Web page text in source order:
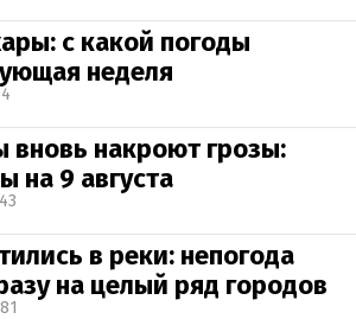
с какой погоды
неделя
вновь накроют грозы:
на 9 августа
в реки: непогода
на целый ряд городов